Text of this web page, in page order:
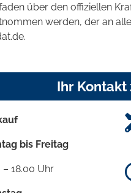
über den offiziellen
werden, der an
Ihr Kontakt
bis Freitag
– 18.00 Uhr